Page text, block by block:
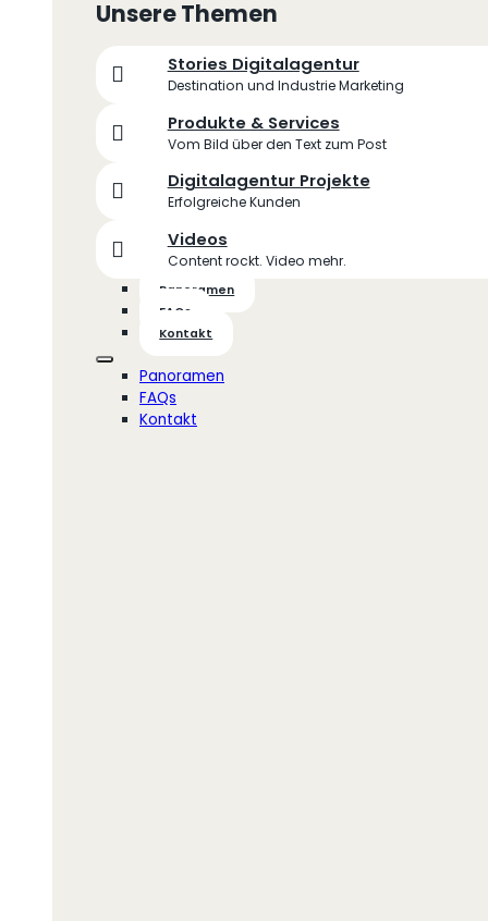
Unsere Themen
Stories Digitalagentur
Destination und Industrie Marketing
Produkte & Services
Vom Bild über den Text zum Post
Digitalagentur Projekte
Erfolgreiche Kunden
Videos
Content rockt. Video mehr.
Panoramen
FAQs
Kontakt
Panoramen
FAQs
Kontakt